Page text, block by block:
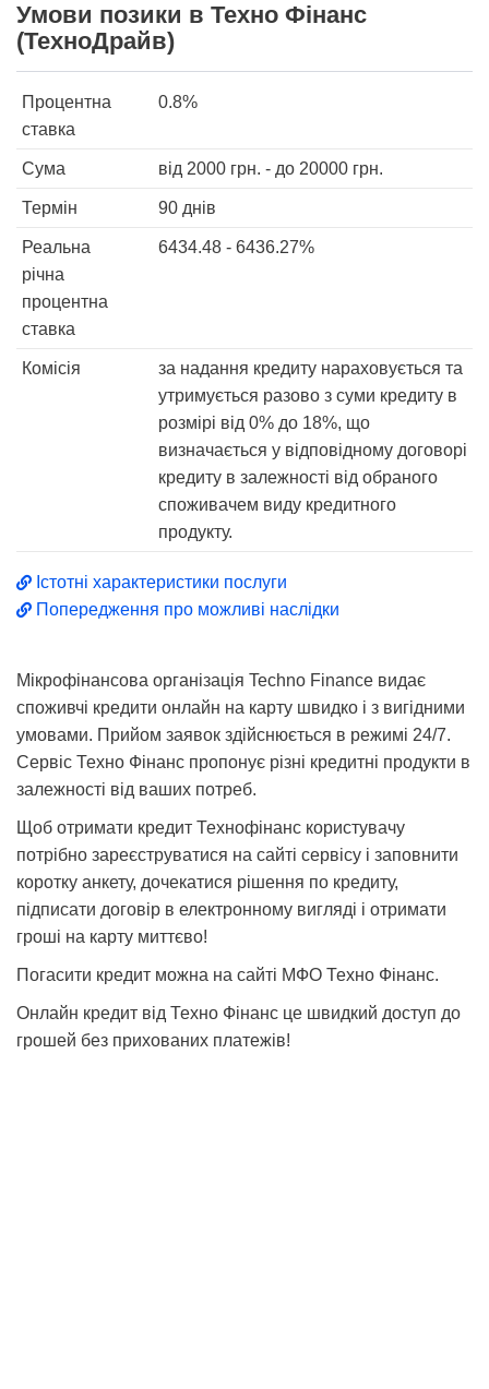
Умови позики в Техно Фінанс
(ТехноДрайв)
Процентна
ставка
0.8%
Сума від 2000 грн. - до 20000 грн.
Термін 90 днів
Реальна
річна
процентна
ставка
6434.48 - 6436.27%
Комісія
за надання кредиту нараховується та
утримується разово з суми кредиту в
розмірі від 0% до 18%, що
визначається у відповідному договорі
кредиту в залежності від обраного
споживачем виду кредитного
продукту.
Істотні характеристики послуги
Попередження про можливі наслідки
Мікрофінансова організація Techno Finance видає
споживчі кредити онлайн на карту швидко і з вигідними
умовами. Прийом заявок здійснюється в режимі 24/7.
Сервіс Техно Фінанс пропонує різні кредитні продукти в
залежності від ваших потреб.
Щоб отримати кредит Технофінанс користувачу
потрібно зареєструватися на сайті сервісу і заповнити
коротку анкету, дочекатися рішення по кредиту,
підписати договір в електронному вигляді і отримати
гроші на карту миттєво!
Погасити кредит можна на сайті МФО Техно Фінанс.
Онлайн кредит від Техно Фінанс це швидкий доступ до
грошей без прихованих платежів!